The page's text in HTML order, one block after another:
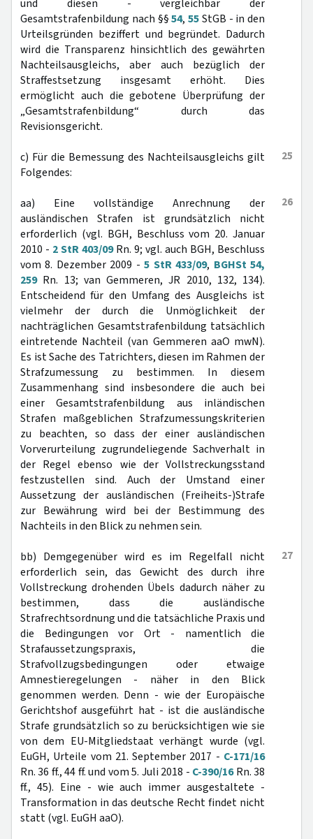
und diesen - vergleichbar der
Gesamtstrafenbildung nach §§54, 55StGB - in den
Urteilsgründen beziffert und begründet. Dadurch
wird die Transparenz hinsichtlich des gewährten
Nachteilsausgleichs, aber auch bezüglich der
Straffestsetzung insgesamt erhöht. Dies
ermöglicht auch die gebotene Überprüfung der
„Gesamtstrafenbildung“ durch das
Revisionsgericht.
25
c) Für die Bemessung des Nachteilsausgleichs gilt
Folgendes:
26
aa) Eine vollständige Anrechnung der
ausländischen Strafen ist grundsätzlich nicht
erforderlich (vgl. BGH, Beschluss vom 20. Januar
2010 - 2 StR 403/09Rn. 9; vgl. auch BGH, Beschluss
vom 8. Dezember 2009 -5 StR 433/09, BGHSt 54,
259Rn. 13; van Gemmeren, JR 2010, 132, 134).
Entscheidend für den Umfang des Ausgleichs ist
vielmehr der durch die Unmöglichkeit der
nachträglichen Gesamtstrafenbildung tatsächlich
eintretende Nachteil (van Gemmeren aaO mwN).
Es ist Sache des Tatrichters, diesen im Rahmen der
Strafzumessung zu bestimmen. In diesem
Zusammenhang sind insbesondere die auch bei
einer Gesamtstrafenbildung aus inländischen
Strafen maßgeblichen Strafzumessungskriterien
zu beachten, so dass der einer ausländischen
Vorverurteilung zugrundeliegende Sachverhalt in
der Regel ebenso wie der Vollstreckungsstand
festzustellen sind. Auch der Umstand einer
Aussetzung der ausländischen (Freiheits-)Strafe
zur Bewährung wird bei der Bestimmung des
Nachteils in den Blick zu nehmen sein.
27
bb) Demgegenüber wird es im Regelfall nicht
erforderlich sein, das Gewicht des durch ihre
Vollstreckung drohenden Übels dadurch näher zu
bestimmen, dass die ausländische
Strafrechtsordnung und die tatsächliche Praxis und
die Bedingungen vor Ort - namentlich die
Strafaussetzungspraxis, die
Strafvollzugsbedingungen oder etwaige
Amnestieregelungen - näher in den Blick
genommen werden. Denn - wie der Europäische
Gerichtshof ausgeführt hat - ist die ausländische
Strafe grundsätzlich so zu berücksichtigen wie sie
von dem EU-Mitgliedstaat verhängt wurde (vgl.
EuGH, Urteile vom 21. September 2017 - C-171/16
Rn. 36 ff., 44 ff. und vom 5. Juli 2018 - C-390/16Rn. 38
ff., 45). Eine - wie auch immer ausgestaltete -
Transformation in das deutsche Recht findet nicht
statt (vgl. EuGH aaO).